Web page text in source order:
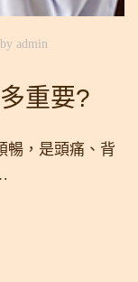
admin
重要?
暢，是頭痛、背